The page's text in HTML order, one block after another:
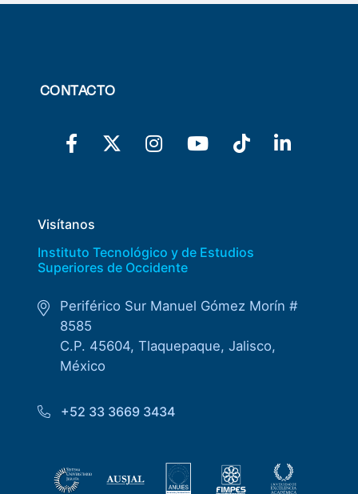
CONTACTO
Visítanos
Instituto Tecnológico y de Estudios
Superiores de Occidente
Periférico Sur Manuel Gómez Morín #
8585
C.P. 45604, Tlaquepaque, Jalisco,
México
+52 33 3669 3434